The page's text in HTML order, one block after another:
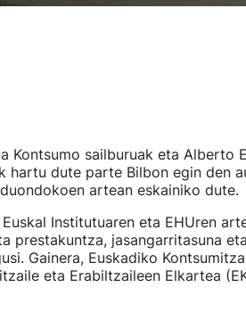
Kontsumo sailburuak eta Alberto
hartu dute parte Bilbon egin den
artean eskainiko dute.
Institutuaren eta EHUren
prestakuntza, jasangarritasuna
Gainera, Euskadiko
eta Erabiltzaileen Elkartea